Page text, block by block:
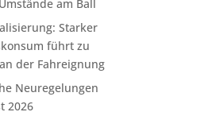
am Ball
Starker
führt zu
der Fahreignung
Neuregelungen
2026